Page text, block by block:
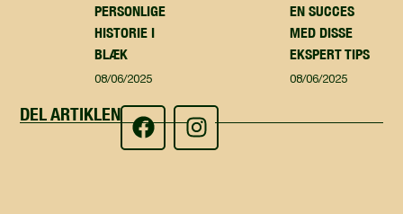
PERSONLIGE
HISTORIE I
BLÆK
08/06/2025
EN SUCCES
MED DISSE
EKSPERT TIPS
08/06/2025
DEL ARTIKLEN